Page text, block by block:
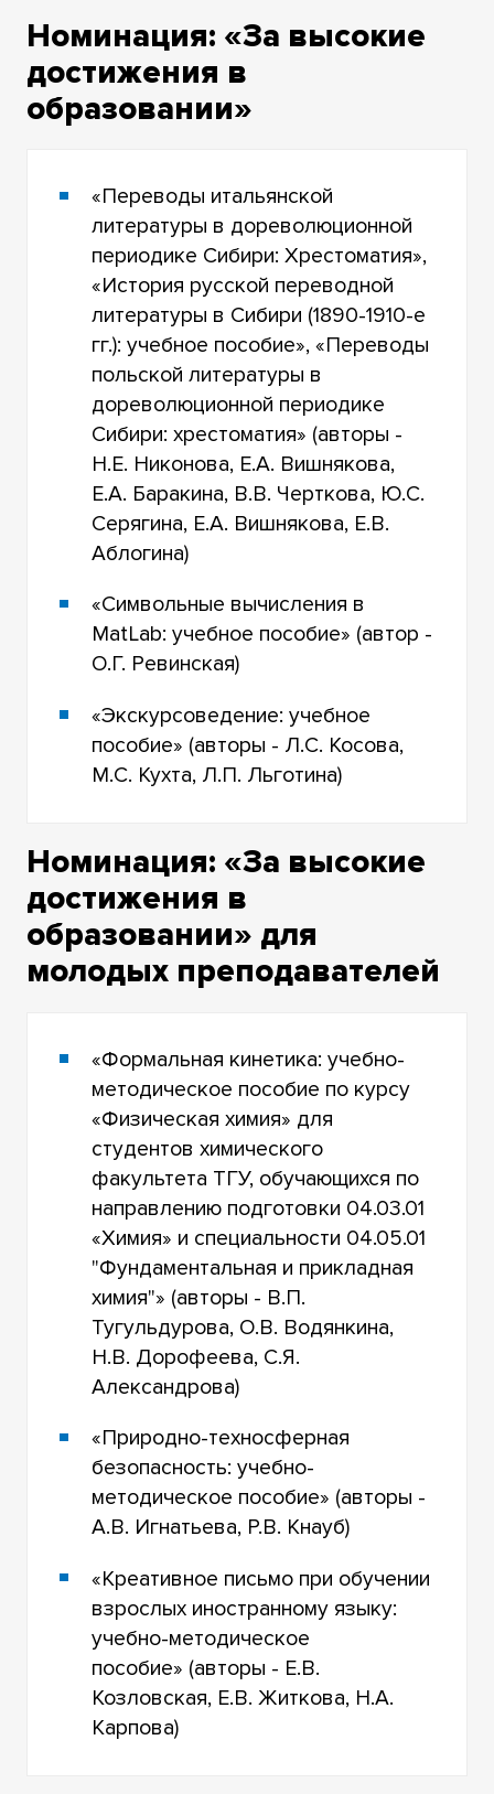
Номинация: «За высокие
достижения в
образовании»
«Переводы итальянской
литературы в дореволюционной
периодике Сибири: Хрестоматия»,
«История русской переводной
литературы в Сибири (1890-1910-е
гг.): учебное пособие», «Переводы
польской литературы в
дореволюционной периодике
Сибири: хрестоматия» (авторы -
Н.Е. Никонова, Е.А. Вишнякова,
Е.А. Баракина, В.В. Черткова, Ю.С.
Серягина, Е.А. Вишнякова, Е.В.
Аблогина)
«Символьные вычисления в
MatLab: учебное пособие» (автор -
О.Г. Ревинская)
«Экскурсоведение: учебное
пособие» (авторы - Л.С. Косова,
М.С. Кухта, Л.П. Льготина)
Номинация: «За высокие
достижения в
образовании» для
молодых преподавателей
«Формальная кинетика: учебно-
методическое пособие по курсу
«Физическая химия» для
студентов химического
факультета ТГУ, обучающихся по
направлению подготовки 04.03.01
«Химия» и специальности 04.05.01
"Фундаментальная и прикладная
химия"» (авторы - В.П.
Тугульдурова, О.В. Водянкина,
Н.В. Дорофеева, С.Я.
Александрова)
«Природно-техносферная
безопасность: учебно-
методическое пособие» (авторы -
А.В. Игнатьева, Р.В. Кнауб)
«Креативное письмо при обучении
взрослых иностранному языку:
учебно-методическое
пособие» (авторы - Е.В.
Козловская, Е.В. Житкова, Н.А.
Карпова)